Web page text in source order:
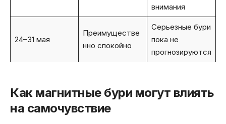
внимания
24–31 мая
Преимуществе
нно спокойно
Серьезные бури
пока не
прогнозируются
Как магнитные бури могут влиять
на самочувствие